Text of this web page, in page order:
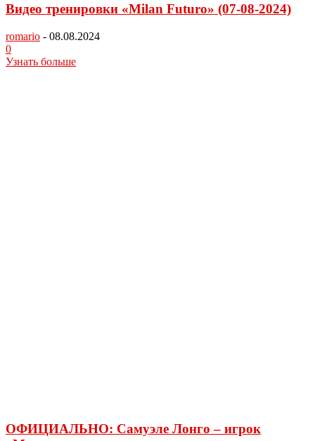
Видео тренировки «Milan Futuro» (07-08-2024)
romario - 08.08.2024
0
Узнать больше
ОФИЦИАЛЬНО: Самуэле Лонго – игрок